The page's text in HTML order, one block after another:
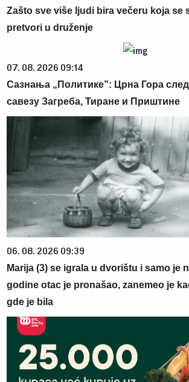
Zašto sve više ljudi bira večeru koja se
pretvori u druženje
07. 08. 2026 09:14
Сазнања „Политике”: Црна Гора
савезу Загреба, Тиране и Приштине
06. 08. 2026 09:39
Marija (3) se igrala u dvorištu i samo je
godine otac je pronašao, zanemeo je
gde je bila